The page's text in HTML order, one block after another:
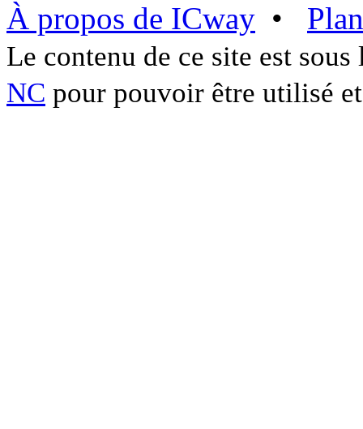
À propos de ICway •
Le contenu de ce site est
NC pour pouvoir être utilisé